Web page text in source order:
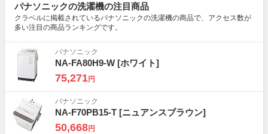
パナソニックの洗濯機の注目商品
クラベルに掲載されているパナソニックの洗濯機の商品で、アクセス数が
多い注目の商品ランキングです。
パナソニック
NA-FA80H9-W [ホワイト]
75,271円
パナソニック
NA-F70PB15-T [ニュアンスブラウン]
50,668円